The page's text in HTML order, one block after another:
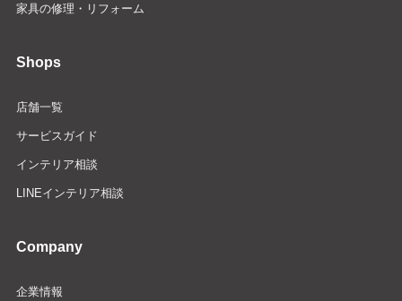
家具の修理・リフォーム
Shops
店舗一覧
サービスガイド
インテリア相談
LINEインテリア相談
Company
企業情報